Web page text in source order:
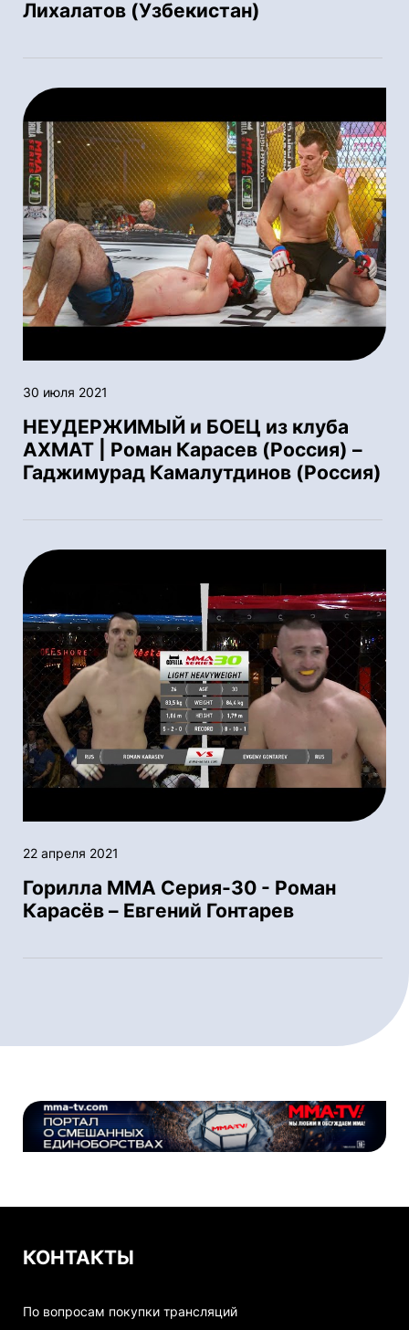
Лихалатов (Узбекистан)
30 июля 2021
НЕУДЕРЖИМЫЙ и БОЕЦ из клуба
АХМАТ | Роман Карасев (Россия) –
Гаджимурад Камалутдинов (Россия)
22 апреля 2021
Горилла ММА Серия-30 - Роман
Карасёв – Евгений Гонтарев
КОНТАКТЫ
По вопросам покупки трансляций